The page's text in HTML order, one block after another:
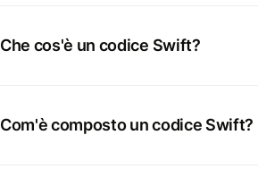
Che cos'è un codice Swift?
Com'è composto un codice Swift?